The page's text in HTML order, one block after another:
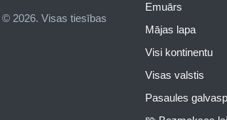
2026. Visas tiesības
Emuārs
Mājas lapa
Visi kontinentu
Visas valstis
Pasaules